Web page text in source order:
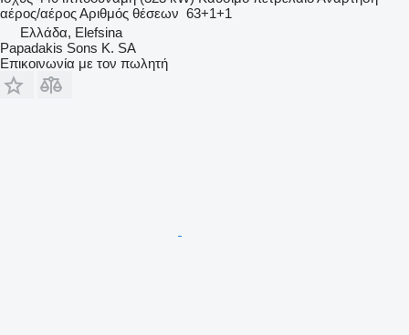
αέρος/αέροςΑριθμός θέσεων 63+1+1
Ελλάδα, Elefsina
Papadakis Sons K. SA
Επικοινωνία με τον πωλητή